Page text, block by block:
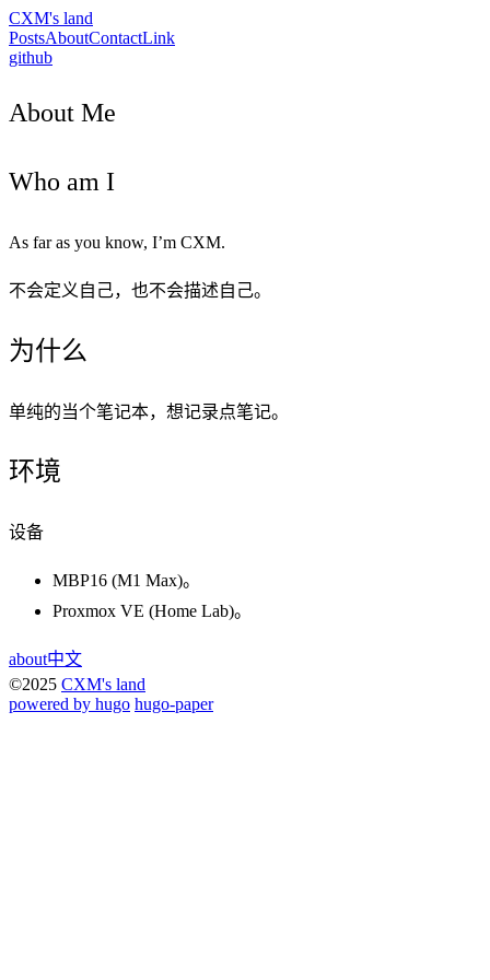
CXM's land
PostsAboutContactLink
github
About Me
Who am I
As far as you know, I’m CXM.
不会定义自己，也不会描述自己。
为什么
单纯的当个笔记本，想记录点笔记。
环境
设备
MBP16 (M1 Max)。
Proxmox VE (Home Lab)。
about中文
©2025 CXM's land
powered by hugo️️ hugo-paper